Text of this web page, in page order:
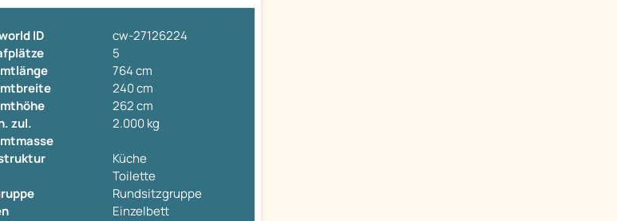
ID
cw-27126224
5
764 cm
240 cm
262 cm
zul.
2.000 kg
Küche
Toilette
Rundsitzgruppe
Einzelbett